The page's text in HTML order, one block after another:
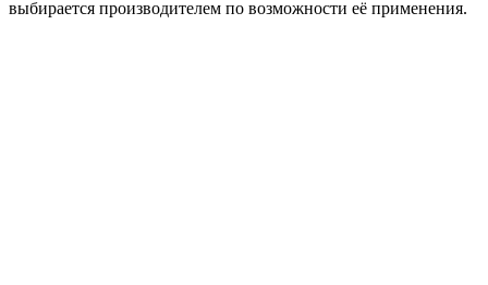
выбирается производителем по возможности её применения.